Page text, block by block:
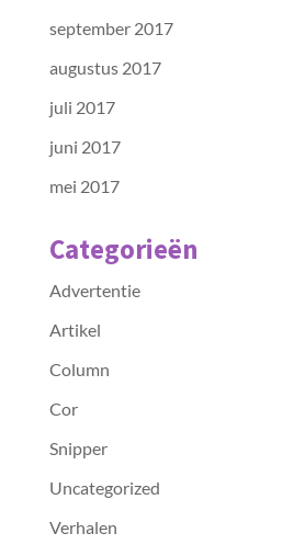
september 2017
augustus 2017
juli 2017
juni 2017
mei 2017
Categorieën
Advertentie
Artikel
Column
Cor
Snipper
Uncategorized
Verhalen